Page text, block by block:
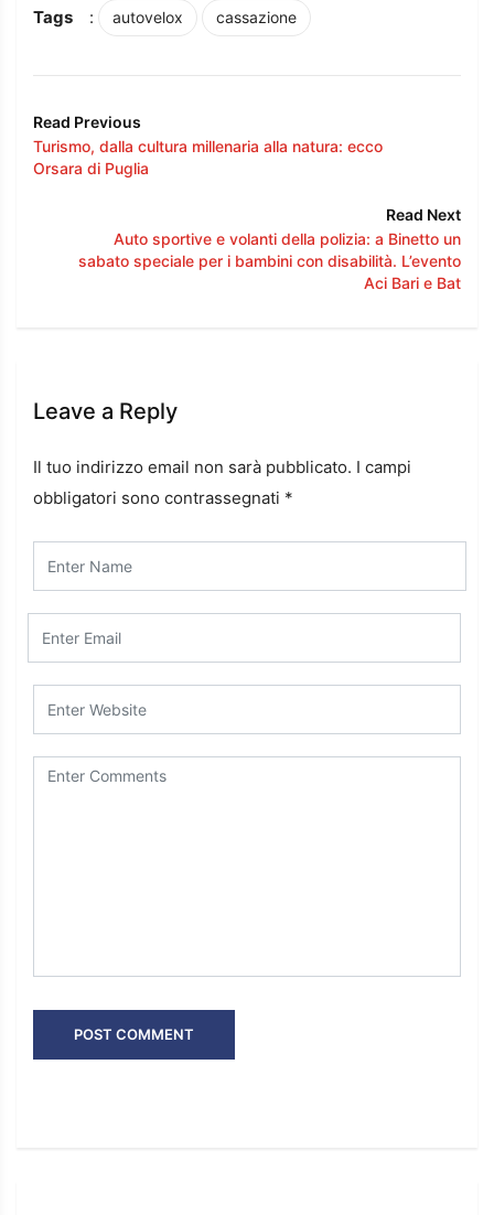
Tags : autovelox cassazione
Read Previous
Turismo, dalla cultura millenaria alla natura: ecco
Orsara di Puglia
Read Next
Auto sportive e volanti della polizia: a Binetto un
sabato speciale per i bambini con disabilità. L’evento
Aci Bari e Bat
Leave a Reply
Il tuo indirizzo email non sarà pubblicato. I campi
obbligatori sono contrassegnati *